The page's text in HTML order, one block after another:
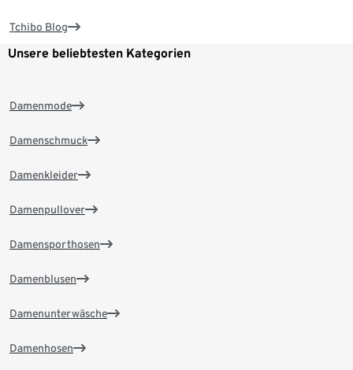
Tchibo Blog
Unsere beliebtesten Kategorien
Damenmode
Damenschmuck
Damenkleider
Damenpullover
Damensporthosen
Damenblusen
Damenunterwäsche
Damenhosen